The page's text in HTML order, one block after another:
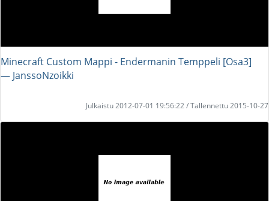
Minecraft Custom Mappi - Endermanin Temppeli [Osa3]
― JanssoNzoikki
Julkaistu 2012-07-01 19:56:22 / Tallennettu 2015-10-27